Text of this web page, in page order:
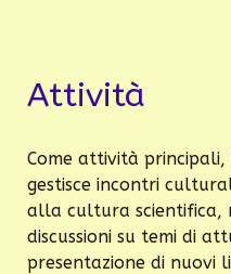
Attività
Come attività principali,
gestisce incontri
alla cultura scientifica,
discussioni su temi di
presentazione di nuovi